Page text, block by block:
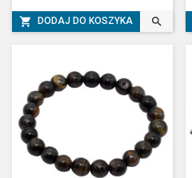
 DODAJ DO KOSZYKA 